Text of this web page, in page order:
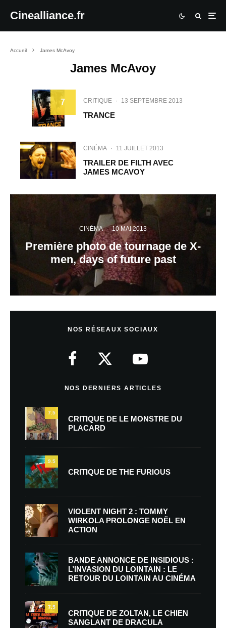
Cinealliance.fr
Accueil James McAvoy
James McAvoy
7 CRITIQUE · 13 SEPTEMBRE 2013
TRANCE
CINÉMA · 11 JUILLET 2013
TRAILER DE FILTH AVEC
JAMES MCAVOY
CINÉMA · 10 MAI 2013
Première photo de tournage de X-
men, days of future past
NOS RÉSEAUX SOCIAUX
NOS DERNIERS ARTICLES
7.5
CRITIQUE DE LE MONSTRE DU
PLACARD
9.5
CRITIQUE DE THE FURIOUS
VIOLENT NIGHT 2 : TOMMY
WIRKOLA PROLONGE NOËL EN
ACTION
BANDE ANNONCE DE INSIDIOUS :
L’INVASION DU LOINTAIN : LE
RETOUR DU LOINTAIN AU CINÉMA
7.5
CRITIQUE DE ZOLTAN, LE CHIEN
SANGLANT DE DRACULA